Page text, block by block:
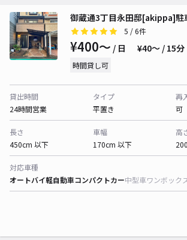
御蔵通3丁目永田邸[akippa]駐
5 / 6件
¥400〜 / 日 ¥40〜 / 15分
時間貸し可
貸出時間
24時間営業
タイプ
平置き
再
可
長さ
450cm 以下
車幅
170cm 以下
高
対応車種
オートバイ軽自動車コンパクトカー中型車ワンボック